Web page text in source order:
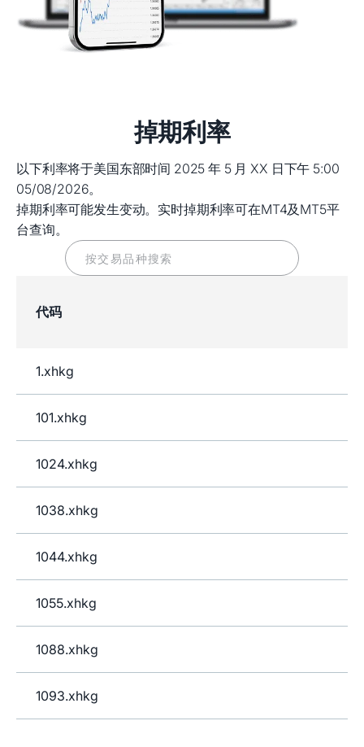
掉期利率
以下利率将于美国东部时间 2025 年 5 月 XX 日下午 5:00
05/08/2026。
掉期利率可能发生变动。实时掉期利率可在MT4及MT5平
台查询。
代码
1.xhkg
101.xhkg
1024.xhkg
1038.xhkg
1044.xhkg
1055.xhkg
1088.xhkg
1093.xhkg